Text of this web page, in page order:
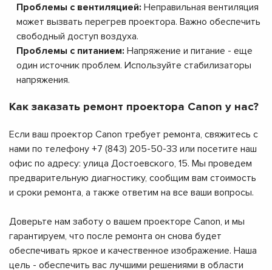
Проблемы с вентиляцией: Неправильная вентиляция
может вызвать перегрев проектора. Важно обеспечить
свободный доступ воздуха.
Проблемы с питанием: Напряжение и питание - еще
один источник проблем. Используйте стабилизаторы
напряжения.
Как заказать ремонт проектора Canon у нас?
Если ваш проектор Canon требует ремонта, свяжитесь с
нами по телефону +7 (843) 205-50-33 или посетите наш
офис по адресу: улица Достоевского, 15. Мы проведем
предварительную диагностику, сообщим вам стоимость
и сроки ремонта, а также ответим на все ваши вопросы.
Доверьте нам заботу о вашем проекторе Canon, и мы
гарантируем, что после ремонта он снова будет
обеспечивать яркое и качественное изображение. Наша
цель - обеспечить вас лучшими решениями в области